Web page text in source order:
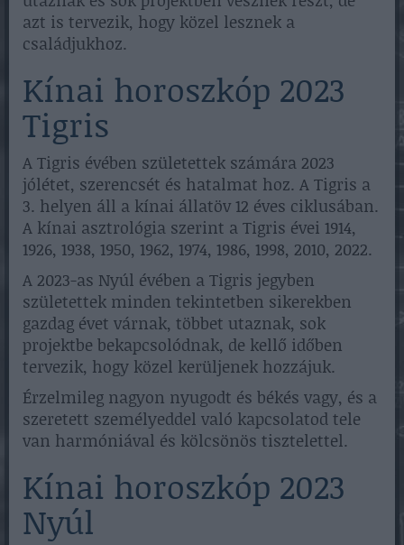
azt is tervezik, hogy közel lesznek a
családjukhoz.
Kínai horoszkóp 2023
Tigris
A Tigris évében születettek számára 2023
jólétet, szerencsét és hatalmat hoz. A Tigris a
3. helyen áll a kínai állatöv 12 éves ciklusában.
A kínai asztrológia szerint a Tigris évei 1914,
1926, 1938, 1950, 1962, 1974, 1986, 1998, 2010, 2022.
A 2023-as Nyúl évében a Tigris jegyben
születettek minden tekintetben sikerekben
gazdag évet várnak, többet utaznak, sok
projektbe bekapcsolódnak, de kellő időben
tervezik, hogy közel kerüljenek hozzájuk.
Érzelmileg nagyon nyugodt és békés vagy, és a
szeretett személyeddel való kapcsolatod tele
van harmóniával és kölcsönös tisztelettel.
Kínai horoszkóp 2023
Nyúl